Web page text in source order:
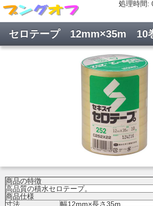
処理時間:
セロテープ 12mm×35m 10
商品の特徴
高品質の積水セロテープ。
商品仕様
寸法
幅12mm×長さ35m
処理時間: 0.018秒